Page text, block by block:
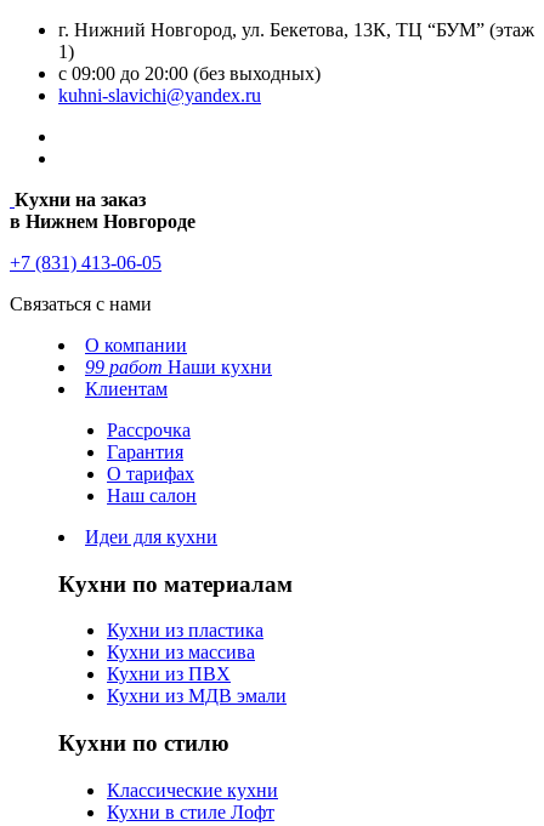
г. Нижний Новгород, ул. Бекетова, 13К, ТЦ “БУМ” (этаж
1)
с 09:00 до 20:00 (без выходных)
kuhni-slavichi@yandex.ru
Кухни на заказ
в Нижнем Новгороде
+7 (831) 413-06-05
Связаться с нами
О компании
99 работ Наши кухни
Клиентам
Рассрочка
Гарантия
О тарифах
Наш салон
Идеи для кухни
Кухни по материалам
Кухни из пластика
Кухни из массива
Кухни из ПВХ
Кухни из МДВ эмали
Кухни по стилю
Классические кухни
Кухни в стиле Лофт